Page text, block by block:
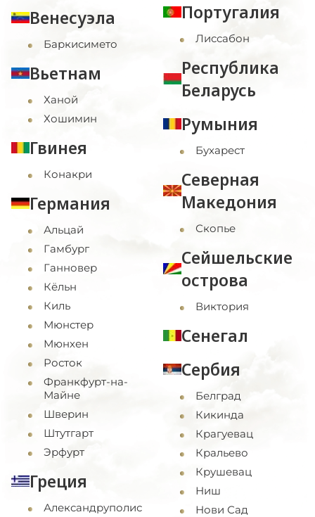
Венесуэла
Баркисимето
Вьетнам
Ханой
Хошимин
Гвинея
Конакри
Германия
Альцай
Гамбург
Ганновер
Кёльн
Киль
Мюнстер
Мюнхен
Росток
Франкфурт-на-
Майне
Шверин
Штутгарт
Эрфурт
Греция
Александруполис
Португалия
Лиссабон
Республика
Беларусь
Румыния
Бухарест
Северная
Македония
Скопье
Сейшельские
острова
Виктория
Сенегал
Сербия
Белград
Кикинда
Крагуевац
Кральево
Крушевац
Ниш
Нови Сад